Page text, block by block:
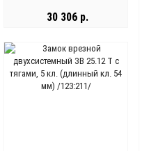
30 306 р.